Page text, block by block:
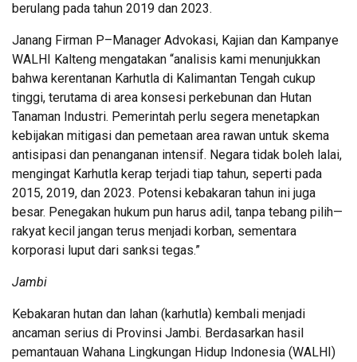
berulang pada tahun 2019 dan 2023.
Janang Firman P–Manager Advokasi, Kajian dan Kampanye
WALHI Kalteng mengatakan “analisis kami menunjukkan
bahwa kerentanan Karhutla di Kalimantan Tengah cukup
tinggi, terutama di area konsesi perkebunan dan Hutan
Tanaman Industri. Pemerintah perlu segera menetapkan
kebijakan mitigasi dan pemetaan area rawan untuk skema
antisipasi dan penanganan intensif. Negara tidak boleh lalai,
mengingat Karhutla kerap terjadi tiap tahun, seperti pada
2015, 2019, dan 2023. Potensi kebakaran tahun ini juga
besar. Penegakan hukum pun harus adil, tanpa tebang pilih—
rakyat kecil jangan terus menjadi korban, sementara
korporasi luput dari sanksi tegas.”
Jambi
Kebakaran hutan dan lahan (karhutla) kembali menjadi
ancaman serius di Provinsi Jambi. Berdasarkan hasil
pemantauan Wahana Lingkungan Hidup Indonesia (WALHI)